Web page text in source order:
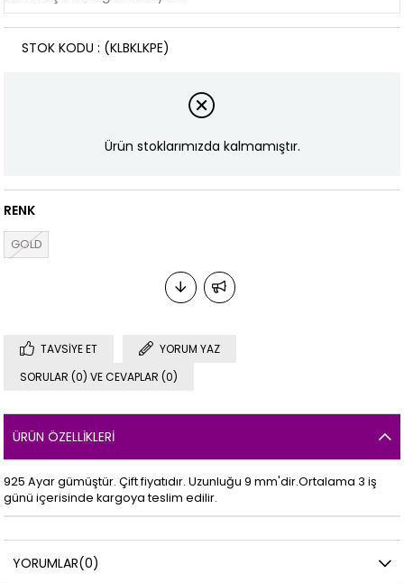
(KLBKLKPE)
STOK KODU
Ürün stoklarımızda kalmamıştır.
RENK
GOLD
TAVSIYE ET
YORUM YAZ
SORULAR (0) VE CEVAPLAR (0)
ÜRÜN ÖZELLIKLERI
925 Ayar gümüştür. Çift fiyatıdır. Uzunluğu 9 mm'dir.Ortalama 3 iş
günü içerisinde kargoya teslim edilir.
YORUMLAR(0)